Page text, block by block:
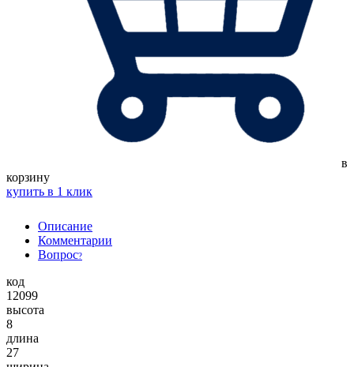
в
корзину
купить в 1 клик
Описание
Комментарии
Вопрос?
код
12099
высота
8
длина
27